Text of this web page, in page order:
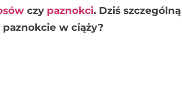
czy paznokci. Dziś szczególną
w ciąży?